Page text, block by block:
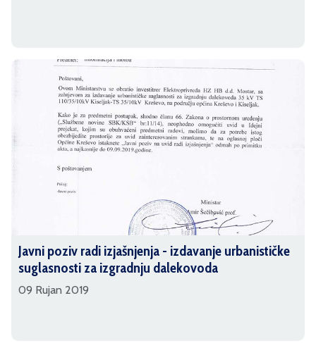
Javni poziv radi izjašnjenja - izdavanje urbanističke
suglasnosti za izgradnju dalekovoda
09 Rujan 2019